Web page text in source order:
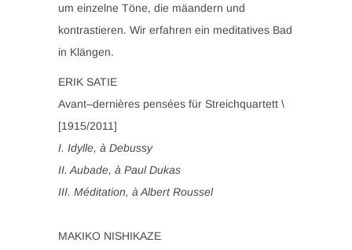
um einzelne Töne, die mäandern und
kontrastieren. Wir erfahren ein meditatives Bad
in Klängen.
ERIK SATIE
Avant–dernières pensées für Streichquartett \
[1915/2011]
I. Idylle, à Debussy
II. Aubade, à Paul Dukas
III. Méditation, à Albert Roussel
MAKIKO NISHIKAZE